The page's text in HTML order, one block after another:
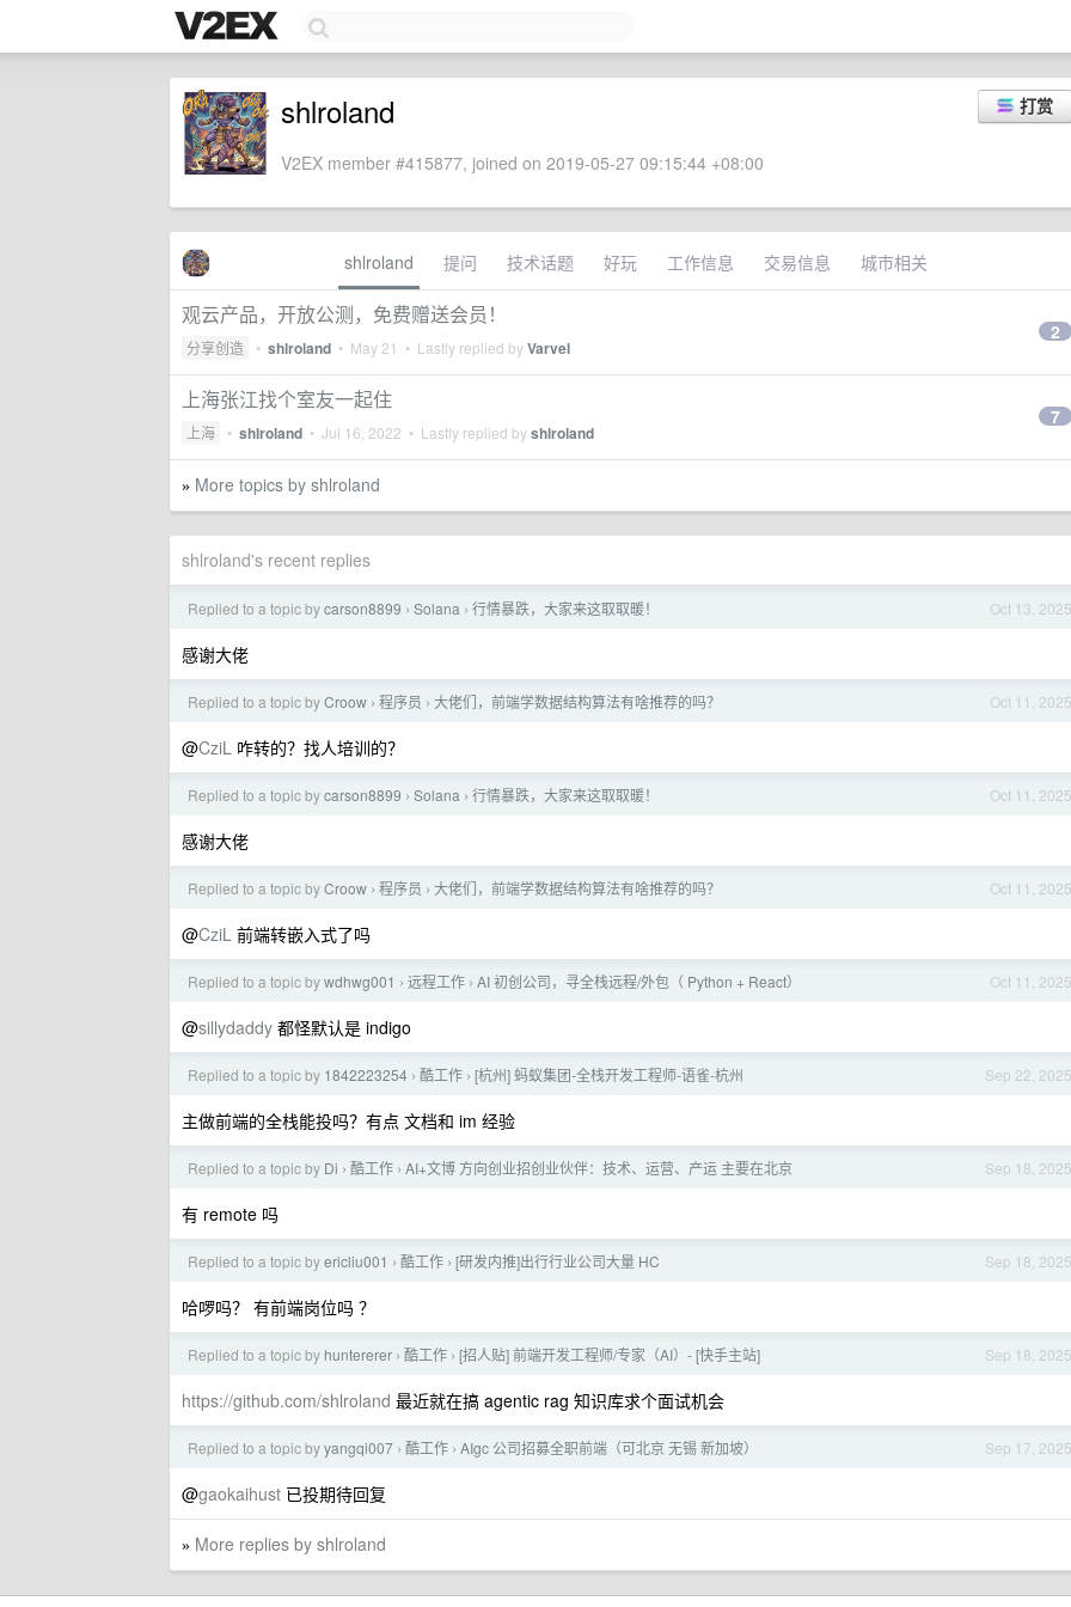
打赏
shlroland
V2EX member #415877, joined on 2019-05-27 09:15:44 +08:00
shlroland 提问 技术话题 好玩 工作信息 交易信息 城市相关
观云产品，开放公测，免费赠送会员！
分享创造 • shlroland • May 21 • Lastly replied byVarvel
2
上海张江找个室友一起住
上海 • shlroland • Jul 16, 2022 • Lastly replied byshlroland
7
» More topics by shlroland
shlroland's recent replies
Oct 13, 2025
Replied to a topic bycarson8899 › Solana › 行情暴跌，大家来这取取暖！
感谢大佬
Oct 11, 2025
Replied to a topic byCroow › 程序员 › 大佬们，前端学数据结构算法有啥推荐的吗？
@CziL 咋转的？找人培训的？
Oct 11, 2025
Replied to a topic bycarson8899 › Solana › 行情暴跌，大家来这取取暖！
感谢大佬
Oct 11, 2025
Replied to a topic byCroow › 程序员 › 大佬们，前端学数据结构算法有啥推荐的吗？
@CziL 前端转嵌入式了吗
Oct 11, 2025
Replied to a topic bywdhwg001 › 远程工作 › AI 初创公司，寻全栈远程/外包（ Python + React）
@sillydaddy 都怪默认是 indigo
Sep 22, 2025
Replied to a topic by 1842223254 › 酷工作 › [杭州] 蚂蚁集团-全栈开发工程师-语雀-杭州
主做前端的全栈能投吗？有点 文档和 im 经验
Sep 18, 2025
Replied to a topic by Di › 酷工作 › AI+文博 方向创业招创业伙伴：技术、运营、产运 主要在北京
有 remote 吗
Sep 18, 2025
Replied to a topic byericliu001 › 酷工作 › [研发内推]出行行业公司大量 HC
哈啰吗？ 有前端岗位吗 ？
Sep 18, 2025
Replied to a topic by huntererer › 酷工作 › [招人贴] 前端开发工程师/专家（AI）- [快手主站]
https://github.com/shlroland 最近就在搞 agentic rag 知识库求个面试机会
Sep 17, 2025
Replied to a topic byyangqi007 › 酷工作 › AIgc 公司招募全职前端（可北京 无锡 新加坡）
@gaokaihust 已投期待回复
» More replies by shlroland